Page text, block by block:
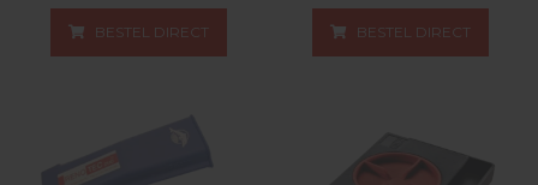
BESTEL DIRECT BESTEL DIRECT